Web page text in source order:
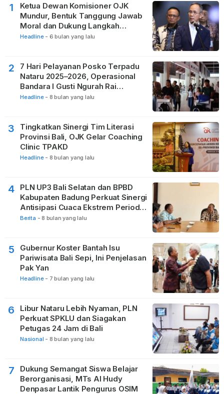
1
Ketua Dewan Komisioner OJK
Mundur, Bentuk Tanggung Jawab
Moral dan Dukung Langkah
Pemulihan
Headline - 6 bulan yang lalu
2
7 Hari Pelayanan Posko Terpadu
Nataru 2025–2026, Operasional
Bandara I Gusti Ngurah Rai
Berjalan Lancar
Headline - 8 bulan yang lalu
3
Tingkatkan Sinergi Tim Literasi
Provinsi Bali, OJK Gelar Coaching
Clinic TPAKD
Headline - 8 bulan yang lalu
4
PLN UP3 Bali Selatan dan BPBD
Kabupaten Badung Perkuat Sinergi
Antisipasi Cuaca Ekstrem Periode
Nataru
Berita - 8 bulan yang lalu
5
Gubernur Koster Bantah Isu
Pariwisata Bali Sepi, Ini Penjelasan
Pak Yan
Headline - 7 bulan yang lalu
6
Libur Nataru Lebih Nyaman, PLN
Perkuat SPKLU dan Siagakan
Petugas 24 Jam di Bali
Nasional - 8 bulan yang lalu
7
Dukung Semangat Siswa Belajar
Berorganisasi, MTs Al Hudy
Denpasar Lantik Pengurus OSIM